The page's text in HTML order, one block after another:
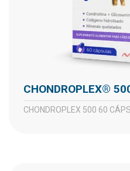
CHONDROPLEX®
CHONDROPLEX 500 60